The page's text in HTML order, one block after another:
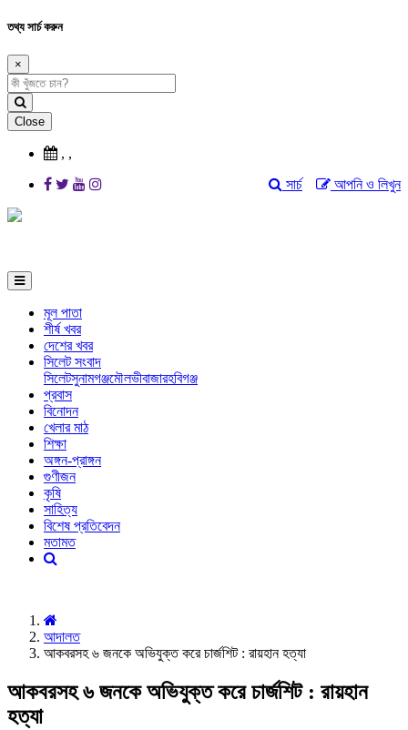
তথ্য সার্চ করুন
×
Close
, ,
আপনি ও লিখুন
সার্চ
মূল পাতা
শীর্ষ খবর
দেশের খবর
সিলেট সংবাদ
সিলেটসুনামগঞ্জমৌলভীবাজারহবিগঞ্জ
প্রবাস
বিনোদন
খেলার মাঠ
শিক্ষা
অঙ্গন-প্রাঙ্গন
গুণীজন
কৃষি
সাহিত্য
বিশেষ প্রতিবেদন
মতামত
আদালত
আকবরসহ ৬ জনকে অভিযুক্ত করে চার্জশিট : রায়হান হত্যা
আকবরসহ ৬ জনকে অভিযুক্ত করে চার্জশিট : রায়হান
হত্যা